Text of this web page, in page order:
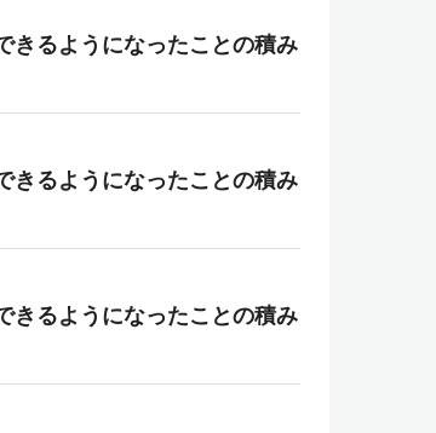
るようになったことの積み
るようになったことの積み
るようになったことの積み